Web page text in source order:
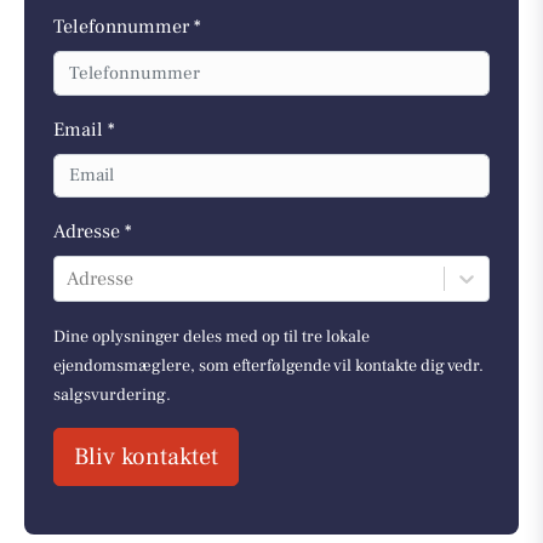
Telefonnummer *
Email *
Adresse *
Adresse
Dine oplysninger deles med op til tre lokale
ejendomsmæglere, som efterfølgende vil kontakte dig vedr.
salgsvurdering.
Bliv kontaktet